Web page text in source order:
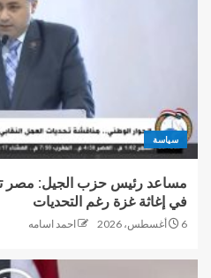
سياسة
مساعد رئيس حزب الجيل: مصر
في إغاثة غزة رغم التحديات
6 أغسطس، 2026 احمد اسامه